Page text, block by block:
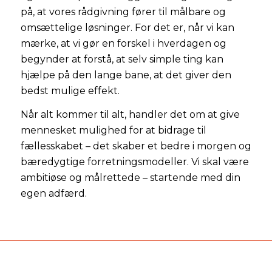
på, at vores rådgivning fører til målbare og
omsættelige løsninger. For det er, når vi kan
mærke, at vi gør en forskel i hverdagen og
begynder at forstå, at selv simple ting kan
hjælpe på den lange bane, at det giver den
bedst mulige effekt.
Når alt kommer til alt, handler det om at give
mennesket mulighed for at bidrage til
fællesskabet – det skaber et bedre i morgen og
bæredygtige forretningsmodeller. Vi skal være
ambitiøse og målrettede – startende med din
egen adfærd.